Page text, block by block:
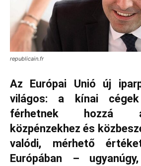
republicain.fr
Az Európai Unió új
világos: a kínai
férhetnek hozzá
közpénzekhez és
valódi, mérhető
Európában –